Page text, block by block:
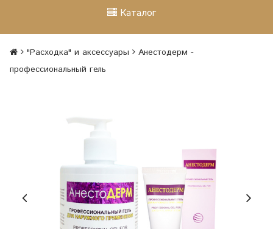
Каталог
"Расходка" и аксессуары
Анестодерм -
профессиональный гель